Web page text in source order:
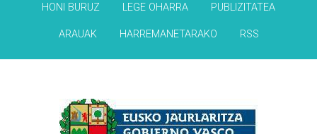
HONI BURUZ LEGE OHARRA PUBLIZITATEA
ARAUAK HARREMANETARAKO RSS